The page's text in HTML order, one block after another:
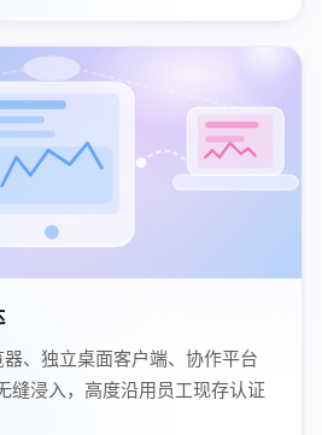
、独立桌面客户端、协作平台
缝浸入，高度沿用员工现存认证